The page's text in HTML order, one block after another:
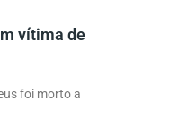
vítima de
foi morto a